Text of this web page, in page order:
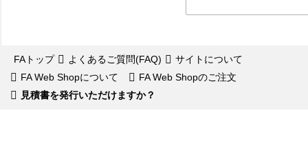
FAトップ よくあるご質問(FAQ)
サイトについて
FA Web Shopについて
FA Web Shopのご注文
見積書を発行いただけますか？